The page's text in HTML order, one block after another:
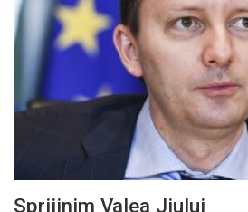
Sprijinim Valea Jiului